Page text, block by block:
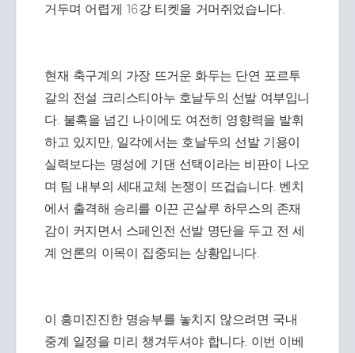
거두며 어렵게 16강 티켓을 거머쥐었습니다.
현재 축구계의 가장 뜨거운 화두는 단연 포르투
갈의 전설 크리스티아누 호날두의 선발 여부입니
다. 불혹을 넘긴 나이에도 여전히 영향력을 발휘
하고 있지만, 일각에서는 호날두의 선발 기용이
실력보다는 명성에 기댄 선택이라는 비판이 나오
며 팀 내부의 세대교체 논쟁이 뜨겁습니다. 벤치
에서 출격해 승리를 이끈 곤살루 하무스의 존재
감이 커지면서 스페인전 선발 명단을 두고 전 세
계 언론의 이목이 집중되는 상황입니다.
이 흥미진진한 명승부를 놓치지 않으려면 국내
중계 일정을 미리 챙겨두셔야 합니다. 이번 이베